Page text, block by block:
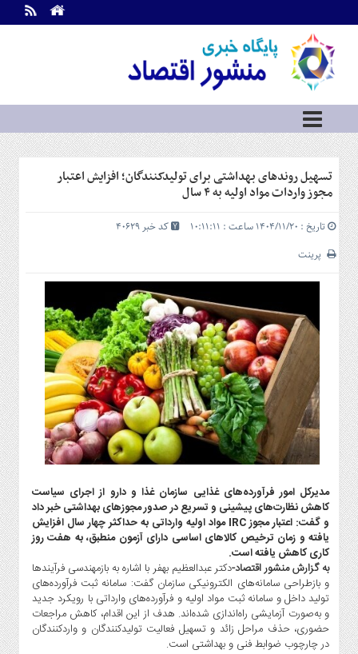
اطلاعات
تماس
ما
درباره
ما
سرویس
ها
خانه
سرمایه
و
بورس
و
شهری
گاز
و
پتروشیمی
صنعت
و
خودرو
آپ
و
فن
آوری
بانک
،
بیمه
و
ارز
تسهیل روندهای بهداشتی برای تولیدکنندگان؛ افزایش اعتبار
مجوز واردات مواد اولیه به ۴ سال
تاریخ : ۱۴۰۴/۱۱/۲۰ ساعت : ۱۰:۱۱:۱۱
کد خبر 40629
پرینت
مدیرکل امور فرآورده‌های غذایی سازمان غذا و دارو از اجرای سیاست
کاهش نظارت‌های پیشینی و تسریع در صدور مجوزهای بهداشتی خبر داد
و گفت: اعتبار مجوز IRC مواد اولیه وارداتی به حداکثر چهار سال افزایش
یافته و زمان ترخیص کالاهای اساسی دارای آزمون منطبق، به هفت روز
کاری کاهش یافته است.
به گزارش منشور اقتصاد-دکتر عبدالعظیم بهفر با اشاره به بازمهندسی فرآیندها
و بازطراحی سامانه‌های الکترونیکی سازمان گفت: سامانه ثبت فرآورده‌های
تولید داخل و سامانه ثبت مواد اولیه و فرآورده‌های وارداتی با رویکرد جدید
و به‌صورت آزمایشی راه‌اندازی شده‌اند. هدف از این اقدام، کاهش مراجعات
حضوری، حذف مراحل زائد و تسهیل فعالیت تولیدکنندگان و واردکنندگان
در چارچوب ضوابط فنی و بهداشتی است.